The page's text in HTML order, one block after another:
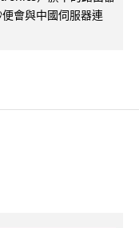
會與中國伺服器連